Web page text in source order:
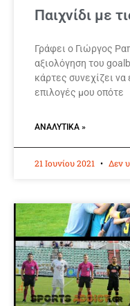
Παιχνίδι με
Γράφει ο Γιώργος
αξιολόγηση του
κάρτες συνεχίζει να
επιλογές μου οπότε
ΑΝΑΛΥΤΙΚΆ »
21 Ιουνίου 2021 Δεν